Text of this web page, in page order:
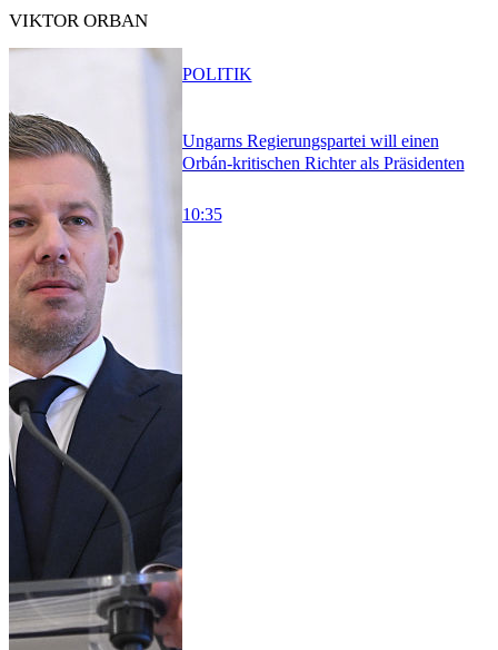
VIKTOR ORBAN
Ungarns Regierungspartei will einen
Orbán-kritischen Richter als Präsidenten
10:35
POLITIK